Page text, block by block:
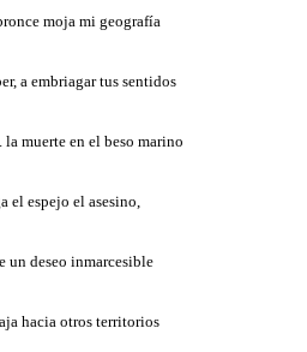
moja mi geografía
a embriagar tus sentidos
muerte en el beso marino
el espejo el asesino,
un deseo inmarcesible
hacia otros territorios